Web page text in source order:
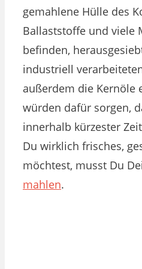
gemahlene Hülle des
Ballaststoffe und viele
befinden,
industriell
außerdem die Kernöle
würden dafür sorgen,
innerhalb kürzester
Du wirklich frisches,
möchtest, musst Du
mahlen.